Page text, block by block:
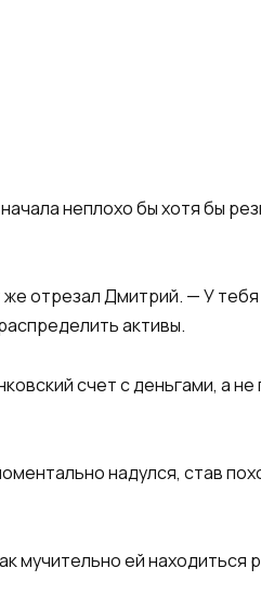
неплохо бы хотя бы
отрезал Дмитрий. — У
активы.
счет с деньгами, а
надулся, став
мучительно ей